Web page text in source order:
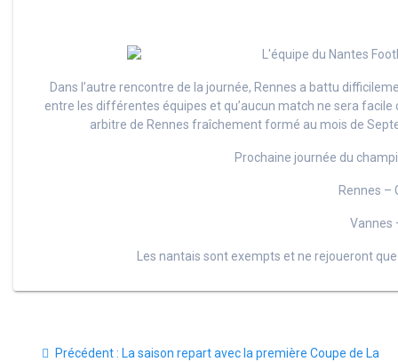
Dans l’autre rencontre de la journée, Rennes a battu
entre les différentes équipes et qu’aucun match ne sera
arbitre de Rennes fraîchement formé au mois de
Prochaine journée du
Rennes –
Vannes
Les nantais sont exempts et ne rejoueront
Précédent : Article
La saison repart avec la première Coupe de La